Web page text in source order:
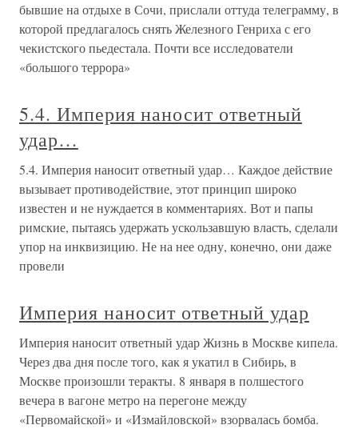
бывшие на отдыхе в Сочи, прислали оттуда телеграмму, в
которой предлагалось снять Железного Генриха с его
чекистского пьедестала. Почти все исследователи
«большого террора»
5.4. Империя наносит ответный
удар…
5.4. Империя наносит ответный удар… Каждое действие
вызывает противодействие, этот принцип широко
известен и не нуждается в комментариях. Вот и папы
римские, пытаясь удержать ускользавшую власть, сделали
упор на инквизицию. Не на нее одну, конечно, они даже
провели
Империя наносит ответный удар
Империя наносит ответный удар Жизнь в Москве кипела.
Через два дня после того, как я укатил в Сибирь, в
Москве произошли теракты. 8 января в полшестого
вечера в вагоне метро на перегоне между
«Первомайской» и «Измайловской» взорвалась бомба.